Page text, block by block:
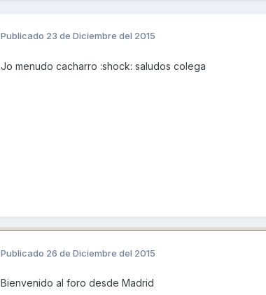
Publicado 23 de Diciembre del 2015
Jo menudo cacharro :shock: saludos colega
Publicado 26 de Diciembre del 2015
Bienvenido al foro desde Madrid